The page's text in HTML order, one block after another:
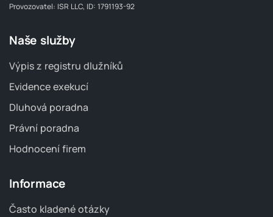
Provozovatel: ISR LLC, ID: 1791193-92
Naše služby
Výpis z registru dlužníků
Evidence exekucí
Dluhová poradna
Právní poradna
Hodnocení firem
Informace
Často kladené otázky